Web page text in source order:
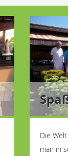
Die
man in